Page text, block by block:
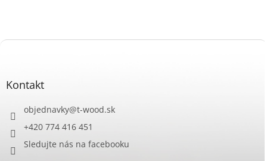
Z
Kontakt
objednavky@t-wood.sk
+420 774 416 451
Sledujte nás na facebooku